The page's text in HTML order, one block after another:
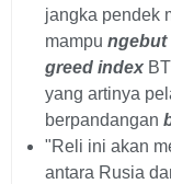
jangka pendek
mampu ngebut
greed index
yang artinya
berpandangan
"Reli ini akan
antara Rusia